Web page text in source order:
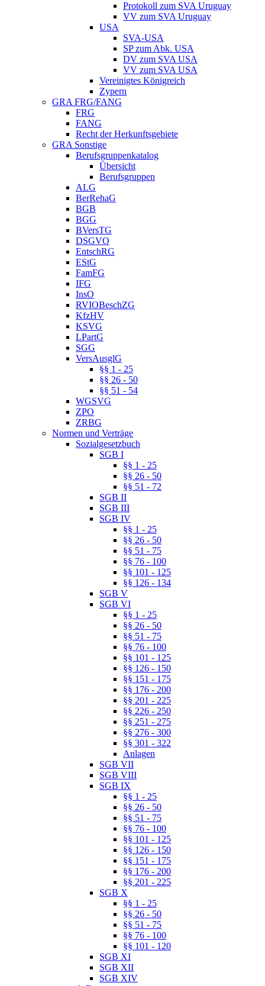
Protokoll zum SVA Uruguay
VV zum SVA Uruguay
USA
SVA-USA
SP zum Abk. USA
DV zum SVA USA
VV zum SVA USA
Vereinigtes Königreich
Zypern
GRA FRG/FANG
FRG
FANG
Recht der Herkunftsgebiete
GRA Sonstige
Berufsgruppenkatalog
Übersicht
Berufsgruppen
ALG
BerRehaG
BGB
BGG
BVersTG
DSGVO
EntschRG
EStG
FamFG
IFG
InsO
RVIOBeschZG
KfzHV
KSVG
LPartG
SGG
VersAusglG
§§ 1 - 25
§§ 26 - 50
§§ 51 - 54
WGSVG
ZPO
ZRBG
Normen und Verträge
Sozialgesetzbuch
SGB I
§§ 1 - 25
§§ 26 - 50
§§ 51 - 72
SGB II
SGB III
SGB IV
§§ 1 - 25
§§ 26 - 50
§§ 51 - 75
§§ 76 - 100
§§ 101 - 125
§§ 126 - 134
SGB V
SGB VI
§§ 1 - 25
§§ 26 - 50
§§ 51 - 75
§§ 76 - 100
§§ 101 - 125
§§ 126 - 150
§§ 151 - 175
§§ 176 - 200
§§ 201 - 225
§§ 226 - 250
§§ 251 - 275
§§ 276 - 300
§§ 301 - 322
Anlagen
SGB VII
SGB VIII
SGB IX
§§ 1 - 25
§§ 26 - 50
§§ 51 - 75
§§ 76 - 100
§§ 101 - 125
§§ 126 - 150
§§ 151 - 175
§§ 176 - 200
§§ 201 - 225
SGB X
§§ 1 - 25
§§ 26 - 50
§§ 51 - 75
§§ 76 - 100
§§ 101 - 120
SGB XI
SGB XII
SGB XIV